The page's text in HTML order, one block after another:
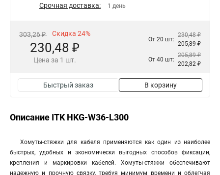
Срочная доставка: 1 день
303,26 ₽ Скидка 24%
230,48 ₽
Цена за 1 шт.
От 20 шт:
230,48 ₽
205,89 ₽
От 40 шт:
205,89 ₽
202,82 ₽
Быстрый заказ В корзину
Описание ITK HKG-W36-L300
Хомуты-стяжки для кабеля применяются как один из наиболее
быстрых, удобных и экономически выгодных способов фиксации,
крепления и маркировки кабелей. Хомуты-стяжки обеспечивают
надежную и прочную связку, требуя минимум времени и облегчая